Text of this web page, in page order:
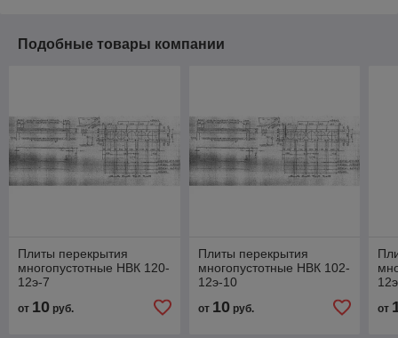
Подобные товары компании
Плиты перекрытия
многопустотные НВК 120-
12э-7
от 10 руб.
Плиты перекрытия
многопустотные НВК 102-
12э-10
от 10руб. от